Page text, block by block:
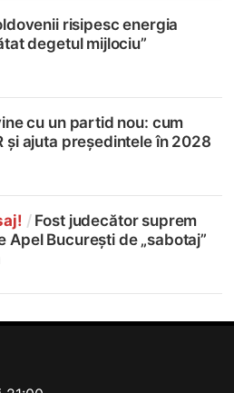
risipesc energia
degetul mijlociu”
cu un partid nou: cum
și ajuta președintele în 2028
/ Fost judecător suprem
Apel București de „sabotaj”